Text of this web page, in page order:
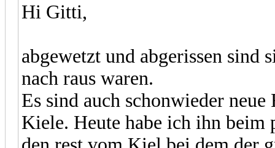
Hi Gitti,
abgewetzt und abgerissen sind
nach raus waren.
Es sind auch schonwieder
Kiele. Heute habe ich ihn beim